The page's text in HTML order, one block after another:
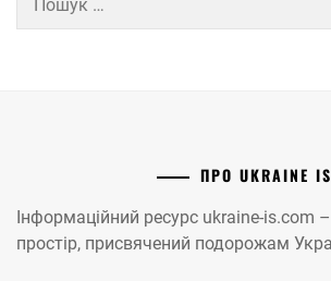
ПРО UKRAINE IS
Інформаційний ресурс ukraine-is.com
простір, присвячений подорожам